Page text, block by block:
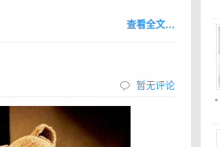
查看全文…
暂无评论